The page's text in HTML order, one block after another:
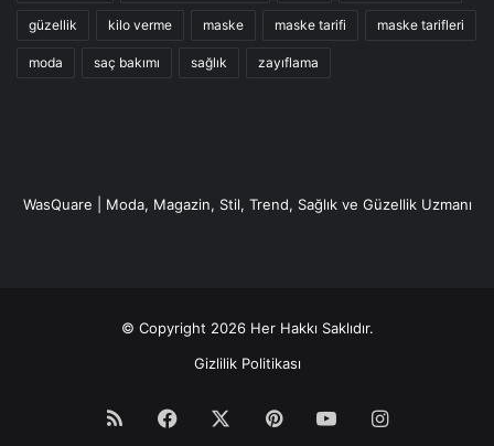
güzellik kilo verme maske maske tarifi maske tarifleri
moda saç bakımı sağlık zayıflama
WasQuare | Moda, Magazin, Stil, Trend, Sağlık ve Güzellik Uzmanı
© Copyright 2026 Her Hakkı Saklıdır.
Gizlilik Politikası
RSS Facebook PinterestYouTubeInstagram